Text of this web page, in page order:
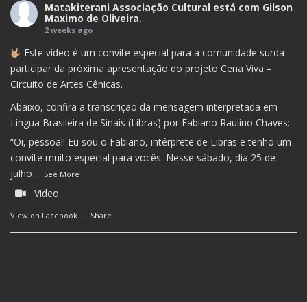
Matakiterani Associação Cultural está com Gilson
Maximo de Oliveira.
2 weeks ago
Este vídeo é um convite especial para a comunidade surda
participar da próxima apresentação do projeto Cena Viva –
Circuito de Artes Cênicas.
Abaixo, confira a transcrição da mensagem interpretada em
Língua Brasileira de Sinais (Libras) por Fabiano Raulino Chaves:
“Oi, pessoal! Eu sou o Fabiano, intérprete de Libras e tenho um
convite muito especial para vocês. Nesse sábado, dia 25 de
julho ... See More
Video
View on Facebook · Share